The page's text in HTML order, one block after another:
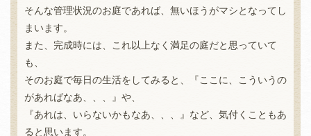
そんな管理状況のお庭であれば、無いほうがマシとなってし
まいます。
また、完成時には、これ以上なく満足の庭だと思っていて
も、
そのお庭で毎日の生活をしてみると、『ここに、こういうの
があればなあ、、、』や、
『あれは、いらないかもなあ、、、』など、気付くこともあ
ると思います。